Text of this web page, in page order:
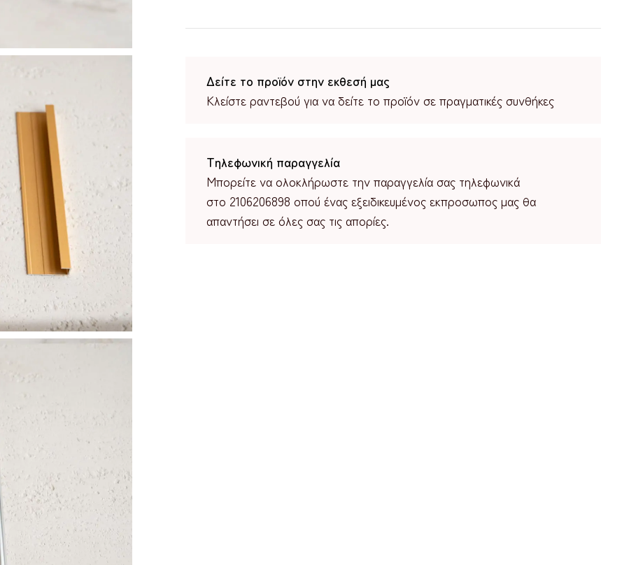
Δείτε το προϊόν στην εκθεσή μας
Κλείστε ραντεβού για να δείτε το προϊόν σε πραγματικές συνθήκες
Τηλεφωνική παραγγελία
Μπορείτε να ολοκλήρωστε την παραγγελία σας τηλεφωνικά
στο 2106206898 οπού ένας εξειδικευμένος εκπροσωπος μας θα
απαντήσει σε όλες σας τις απορίες.